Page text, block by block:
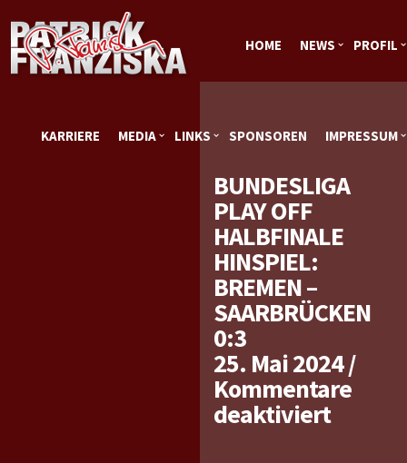
HOME NEWS PROFIL
KARRIERE MEDIA LINKS SPONSOREN IMPRESSUM
BUNDESLIGA
PLAY OFF
HALBFINALE
HINSPIEL:
BREMEN –
SAARBRÜCKEN
0:3
25. Mai 2024/
Kommentare
deaktiviertfür